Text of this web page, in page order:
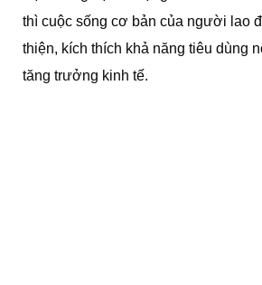
thì cuộc sống cơ bản của người lao
thiện, kích thích khả năng tiêu dùng
tăng trưởng kinh tế.